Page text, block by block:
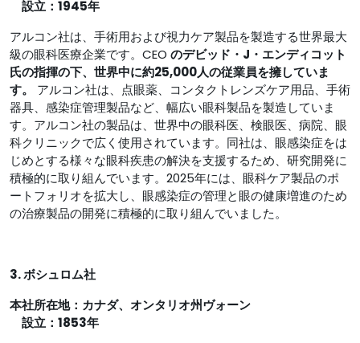
設立：1945年
アルコン社は、手術用および視力ケア製品を製造する世界最大
級の眼科医療企業です。CEO のデビッド・J・エンディコット
氏の指揮の下、世界中に約25,000人の従業員を擁していま
す。
アルコン社は、点眼薬、コンタクトレンズケア用品、手術
器具、感染症管理製品など、幅広い眼科製品を製造していま
す。アルコン社の製品は、世界中の眼科医、検眼医、病院、眼
科クリニックで広く使用されています。同社は、眼感染症をは
じめとする様々な眼科疾患の解決を支援するため、研究開発に
積極的に取り組んでいます。2025年には、眼科ケア製品のポ
ートフォリオを拡大し、眼感染症の管理と眼の健康増進のため
の治療製品の開発に積極的に取り組んでいました。
3. ボシュロム社
本社所在地：カナダ、オンタリオ州ヴォーン
設立：1853年